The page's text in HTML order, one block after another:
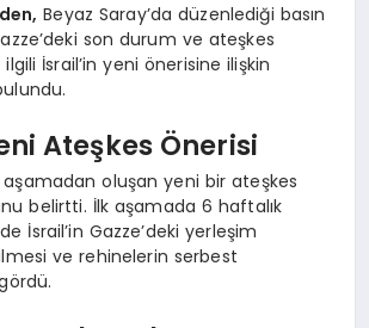
Beyaz Saray’da düzenlediği basın
son durum ve ateşkes
İsrail’in yeni önerisine ilişkin
Ateşkes Önerisi
aşamadan oluşan yeni bir ateşkes
belirtti. İlk aşamada 6 haftalık
İsrail’in Gazze’deki yerleşim
ve rehinelerin serbest